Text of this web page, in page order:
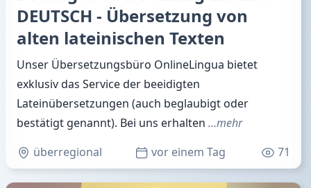
DEUTSCH - Übersetzung von
alten lateinischen Texten
Unser Übersetzungsbüro OnlineLingua bietet
exklusiv das Service der beeidigten
Lateinübersetzungen (auch beglaubigt oder
bestätigt genannt). Bei uns erhalten …mehr
überregional
vor einem Tag 71